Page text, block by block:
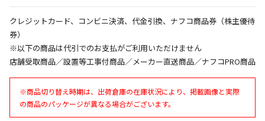
は、休業明けからの出荷対応となります。
設置工事代金も含まれた商品です
決定となります。
クレジットカード、コンビニ決済、代金引換、ナフコ商品券（株主優待
券）
※以下の商品は代引でのお支払がご利用いただけません
店舗受取商品／設置等工事付商品／メーカー直送商品／ナフコPRO商品
※商品切り替え時期は、出荷倉庫の在庫状況により、掲載画像と実際
の商品のパッケージが異なる場合がございます。